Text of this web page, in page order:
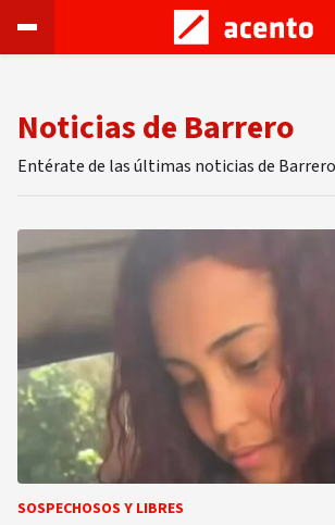
Noticias de Barrero
Entérate de las últimas noticias de
SOSPECHOSOS Y LIBRES